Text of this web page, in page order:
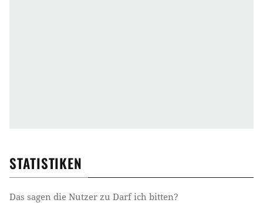
STATISTIKEN
Das sagen die Nutzer zu Darf ich bitten?